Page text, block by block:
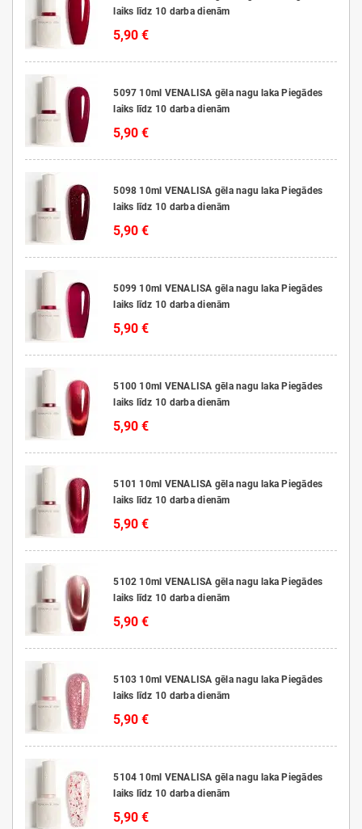
laiks līdz 10 darba dienām
5,90 €
5097 10ml VENALISA gēla nagu laka Piegādes
laiks līdz 10 darba dienām
5,90 €
5098 10ml VENALISA gēla nagu laka Piegādes
laiks līdz 10 darba dienām
5,90 €
5099 10ml VENALISA gēla nagu laka Piegādes
laiks līdz 10 darba dienām
5,90 €
5100 10ml VENALISA gēla nagu laka Piegādes
laiks līdz 10 darba dienām
5,90 €
5101 10ml VENALISA gēla nagu laka Piegādes
laiks līdz 10 darba dienām
5,90 €
5102 10ml VENALISA gēla nagu laka Piegādes
laiks līdz 10 darba dienām
5,90 €
5103 10ml VENALISA gēla nagu laka Piegādes
laiks līdz 10 darba dienām
5,90 €
5104 10ml VENALISA gēla nagu laka Piegādes
laiks līdz 10 darba dienām
5,90 €